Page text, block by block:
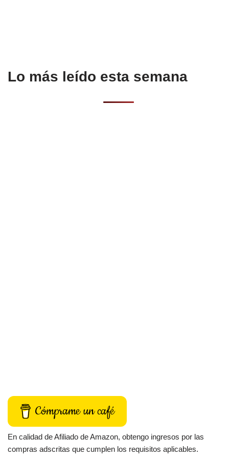
Lo más leído esta semana
Cómprame un café
En calidad de Afiliado de Amazon, obtengo ingresos por las
compras adscritas que cumplen los requisitos aplicables.